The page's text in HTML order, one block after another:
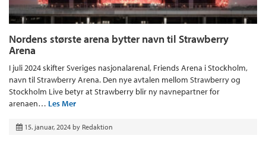
Nordens største arena bytter navn til Strawberry
Arena
I juli 2024 skifter Sveriges nasjonalarenal, Friends Arena i Stockholm,
navn til Strawberry Arena. Den nye avtalen mellom Strawberry og
Stockholm Live betyr at Strawberry blir ny navnepartner for
arenaen… Les Mer
15. januar, 2024 by Redaktion